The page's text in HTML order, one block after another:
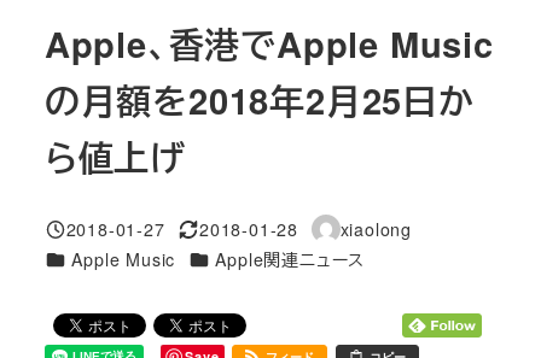
Apple、香港でApple Music
の月額を2018年2月25日か
ら値上げ
投稿日
2018-01-27
更新日
2018-01-28
著
者
xiaolong
カテゴリー
Apple Music カテゴリー
Apple関連ニュース